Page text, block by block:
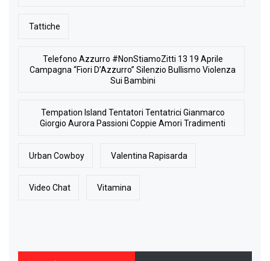
Tattiche
Telefono Azzurro #NonStiamoZitti 13 19 Aprile
Campagna “Fiori D’Azzurro” Silenzio Bullismo Violenza
Sui Bambini
Tempation Island Tentatori Tentatrici Gianmarco
Giorgio Aurora Passioni Coppie Amori Tradimenti
Urban Cowboy Valentina Rapisarda
Video Chat Vitamina